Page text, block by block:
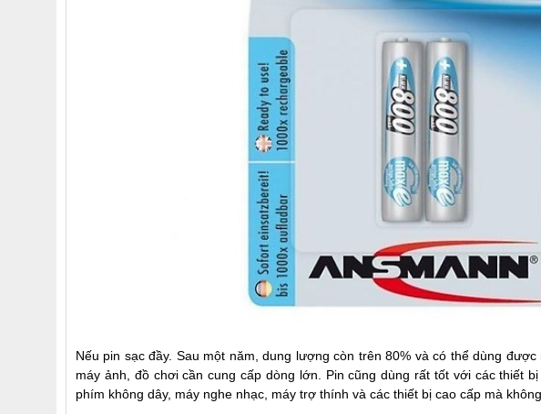
Nếu pin sạc đầy. Sau một năm, dung lượng còn trên 80% và có thể dùng
máy ảnh, đồ chơi cần cung cấp dòng lớn. Pin cũng dùng rất tốt với các thiết
phím không dây, máy nghe nhạc, máy trợ thính và các thiết bị cao cấp mà